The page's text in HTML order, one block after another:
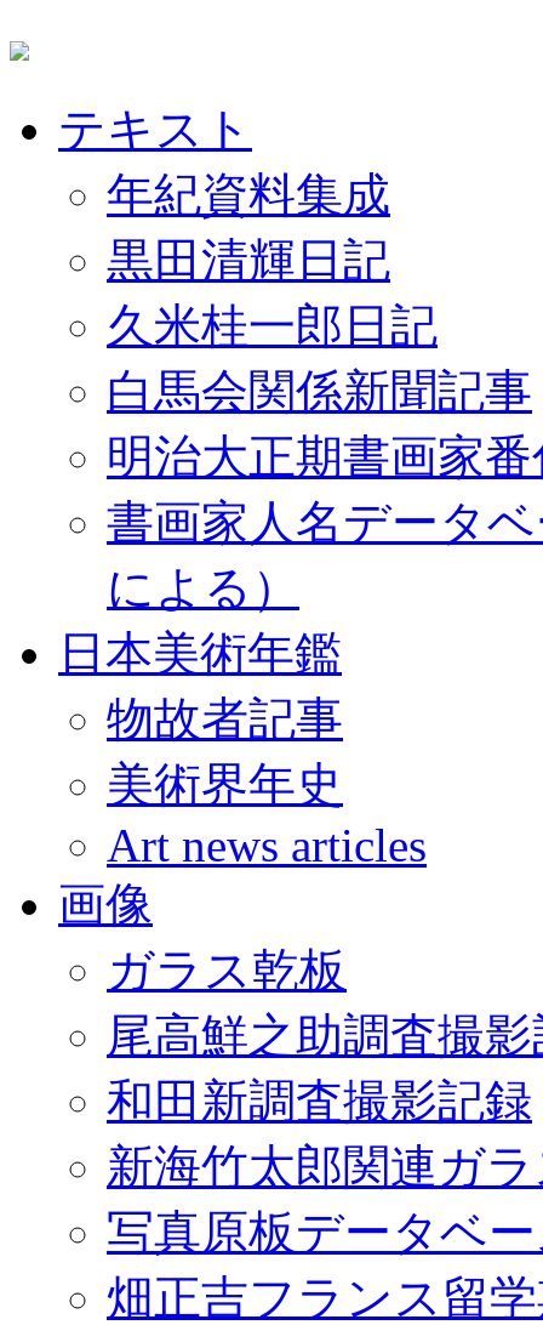
テキスト
年紀資料集成
黒田清輝日記
久米桂一郎日記
白馬会関係新聞記事
明治大正期書画家
書画家人名データ
による）
日本美術年鑑
物故者記事
美術界年史
Art news articles
画像
ガラス乾板
尾高鮮之助調査撮
和田新調査撮影記録
新海竹太郎関連ガ
写真原板データベ
畑正吉フランス留